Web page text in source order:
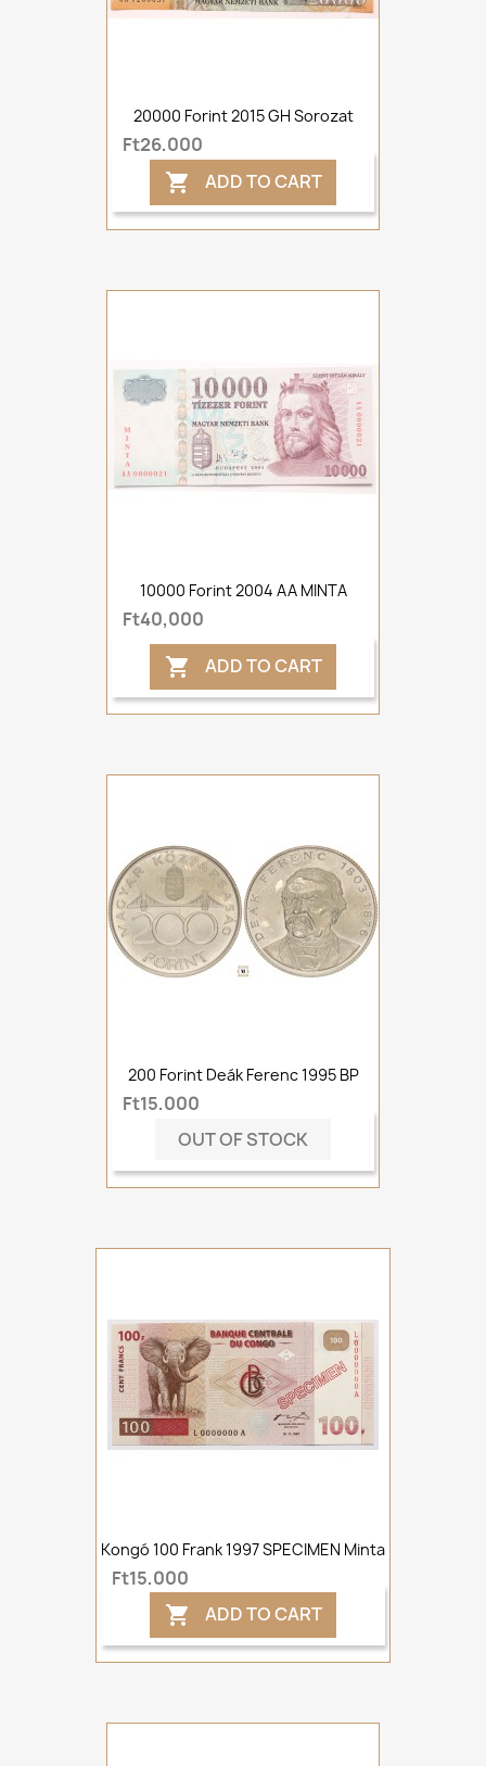
20000 Forint 2015 GH Sorozat
Ft26,000
 ADD TO CART
10000 Forint 2004 AA MINTA
Ft40,000
 ADD TO CART
200 Forint Deák Ferenc 1995 BP
Ft15,000
OUT OF STOCK
Kongó 100 Frank 1997 SPECIMEN Minta
Ft15,000
 ADD TO CART